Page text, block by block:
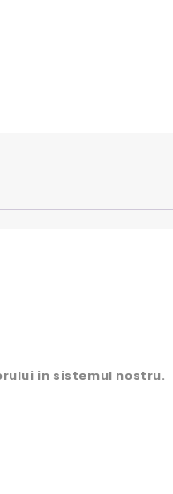
in sistemul nostru.